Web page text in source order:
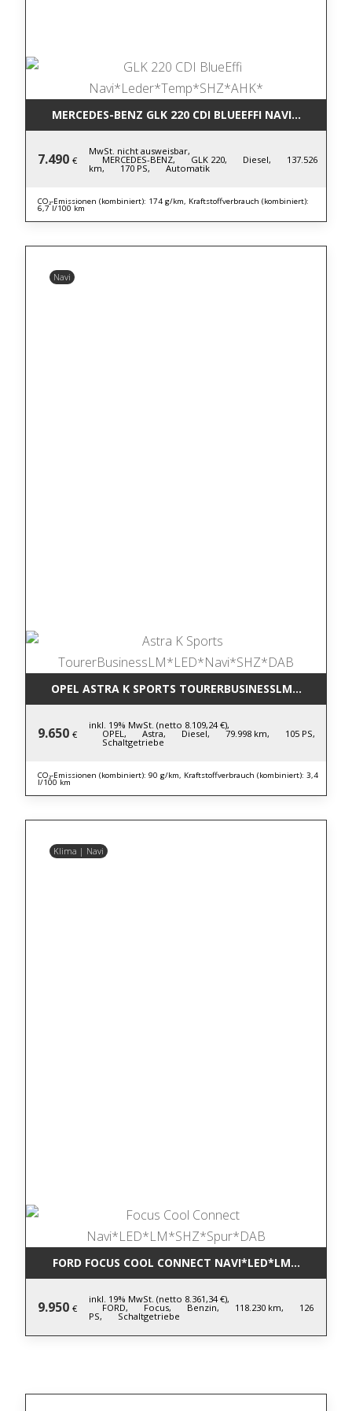
MERCEDES-BENZ GLK 220 CDI
7.490 €
MwSt. nicht ausweisbar,
MERCEDES-BENZ, GLK 220, Diesel, 137.526
km, 170 PS, Automatik
CO₂-Emissionen (kombiniert): 174 g/km, Kraftstoffverbrauch (kombiniert):
6,7 l/100 km
Navi
OPEL ASTRA K SPORTS
9.650 €
inkl. 19% MwSt. (netto 8.109,24 €),
OPEL, Astra, Diesel, 79.998 km, 105 PS,
Schaltgetriebe
CO₂-Emissionen (kombiniert): 90 g/km, Kraftstoffverbrauch (kombiniert): 3,4
l/100 km
Klima | Navi
FORD FOCUS COOL CONNECT
9.950 €
inkl. 19% MwSt. (netto 8.361,34 €),
FORD, Focus, Benzin, 118.230 km, 126
PS, Schaltgetriebe